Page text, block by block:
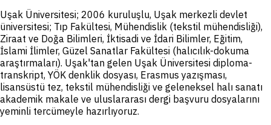
Uşak Üniversitesi; 2006 kuruluşlu, Uşak merkezli devlet
üniversitesi; Tıp Fakültesi, Mühendislik (tekstil mühendisliği),
Ziraat ve Doğa Bilimleri, İktisadi ve İdari Bilimler, Eğitim,
İslami İlimler, Güzel Sanatlar Fakültesi (halıcılık-dokuma
araştırmaları). Uşak'tan gelen Uşak Üniversitesi diploma-
transkript, YÖK denklik dosyası, Erasmus yazışması,
lisansüstü tez, tekstil mühendisliği ve geleneksel halı sanatı
akademik makale ve uluslararası dergi başvuru dosyalarını
yeminli tercümeyle hazırlıyoruz.